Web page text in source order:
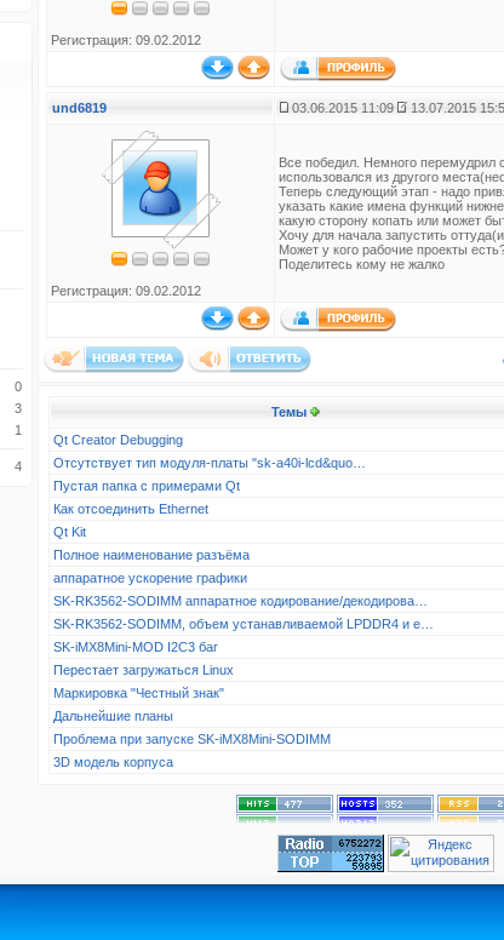
0
3
1
4
Регистрация: 09.02.2012
und6819 03.06.2015 11:09 13.07.2015
Регистрация: 09.02.2012
Все победил. Немного перемудрил
использовался из другого
Теперь следующий этап - надо
указать какие имена функций
какую сторону копать или может
Хочу для начала запустить
Может у кого рабочие проекты
Поделитесь кому не жалко
Темы
Qt Creator Debugging
Отсутствует тип модуля-платы "sk-a40i-lcd&quo…
Пустая папка с примерами Qt
Как отсоединить Ethernet
Qt Kit
Полное наименование разъёма
аппаратное ускорение графики
SK-RK3562-SODIMM аппаратное кодирование/декодирова…
SK-RK3562-SODIMM, объем устанавливаемой LPDDR4 и e…
SK-iMX8Mini-MOD I2C3 баг
Перестает загружаться Linux
Маркировка "Честный знак"
Дальнейшие планы
Проблема при запуске SK-iMX8Mini-SODIMM
3D модель корпуса